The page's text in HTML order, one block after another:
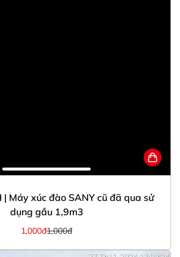
| Máy xúc đào SANY cũ đã qua sử
dụng gầu 1,9m3
1,000đ1,000đ